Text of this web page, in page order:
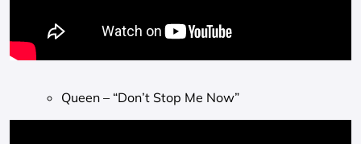
Queen – “Don’t Stop Me Now”